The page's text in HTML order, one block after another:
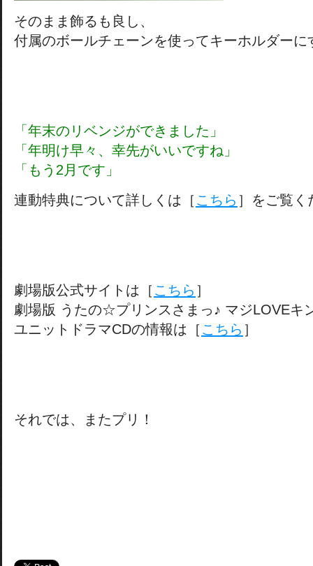
そのまま飾るも良し、
付属のボールチェーンを使ってキーホルダーに
「年末のリベンジができました」
「年明け早々、幸先がいいですね」
「もう2月です」
連動特典について詳しくは［ こちら ］をご覧く
劇場版公式サイトは［ こちら ］
劇場版 うたの☆プリンスさまっ♪ マジLOVEキ
ユニットドラマCDの情報は［ こちら ］
それでは、またプリ！